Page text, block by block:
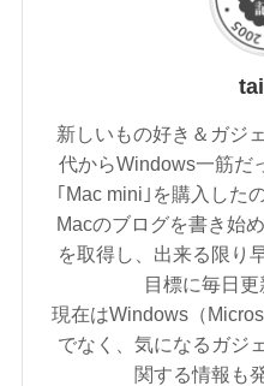
新しいもの好き＆ガジ
代からWindows一筋だ
｢Mac mini｣を購入した
Macのブログを書き始
を取得し、出来る限り
目標に毎日更
現在はWindows（
でなく、気になるガジ
関する情報も